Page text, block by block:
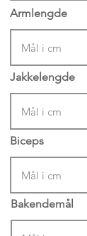
Armlengde
Jakkelengde
Biceps
Bakendemål